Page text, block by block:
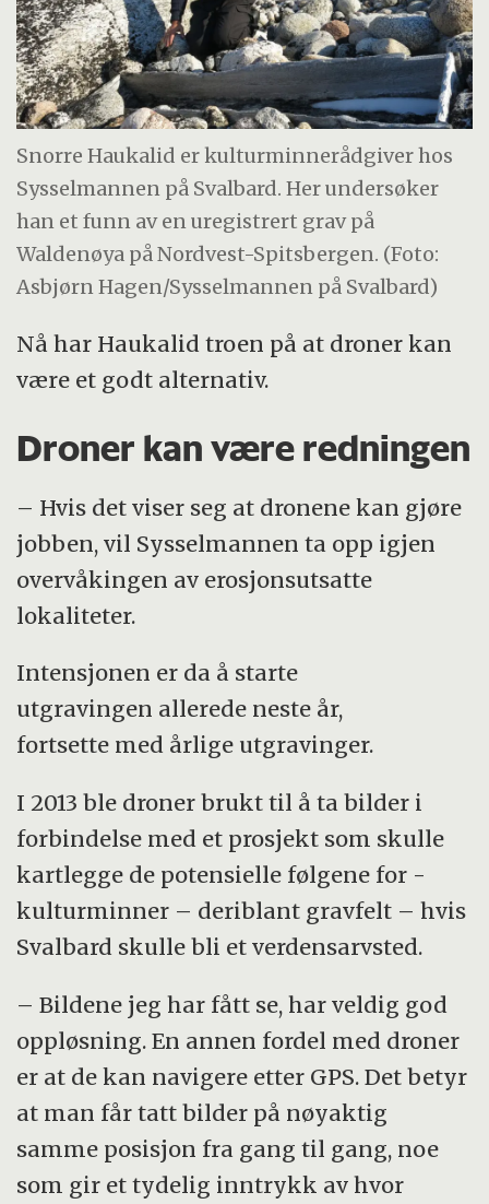
Snorre Haukalid er kulturminnerådgiver hos
Sysselmannen på Svalbard. Her undersøker
han et funn av en uregistrert grav på
Waldenøya på Nordvest-Spitsbergen. (Foto:
Asbjørn Hagen/Sysselmannen på Svalbard)
Nå har Haukalid troen på at droner kan
være et godt alternativ.
Droner kan være redningen
– Hvis det viser seg at dronene kan gjøre
jobben, vil Sysselmannen ta opp igjen
overvåkingen av erosjonsutsatte
lokaliteter.
Intensjonen er da å starte
utgravingen allerede neste år,
fortsette med årlige utgravinger.
I 2013 ble droner brukt til å ta bilder i
forbindelse med et prosjekt som skulle
kartlegge de potensielle følgene for -
kulturminner – deriblant gravfelt – hvis
Svalbard skulle bli et verdensarvsted.
– Bildene jeg har fått se, har veldig god
oppløsning. En annen fordel med droner
er at de kan navigere etter GPS. Det betyr
at man får tatt bilder på nøyaktig
samme posisjon fra gang til gang, noe
som gir et tydelig inntrykk av hvor